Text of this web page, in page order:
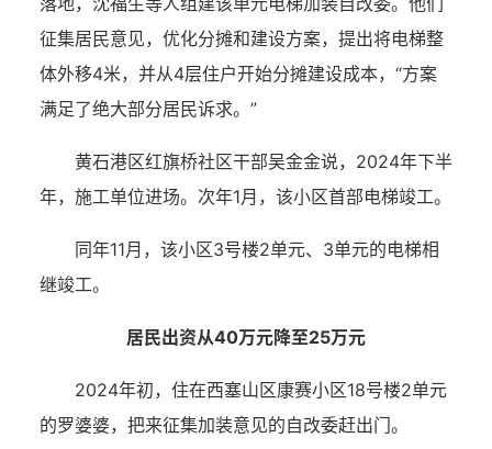
征集居民意见，优化分摊和建设方案，提出将电梯整
体外移4米，并从4层住户开始分摊建设成本，“方案
满足了绝大部分居民诉求。”
黄石港区红旗桥社区干部吴金金说，2024年下半
年，施工单位进场。次年1月，该小区首部电梯竣工。
同年11月，该小区3号楼2单元、3单元的电梯相
继竣工。
居民出资从40万元降至25万元
2024年初，住在西塞山区康赛小区18号楼2单元
的罗婆婆，把来征集加装意见的自改委赶出门。